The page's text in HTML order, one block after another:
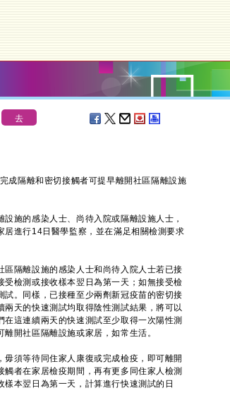
隔離和密切接觸者可提早離開社區隔離設施
施的感染人士、尚待入院或隔離設施人士，
進行14日醫學監察，並在滿足相關檢測要求
隔離設施的感染人士和尚待入院人士若已接
檢測或接收樣本翌日為第一天；如無接受檢
。同樣，已接種至少兩劑新冠疫苗的密切接
天的快速測試均取得陰性測試結果，將可以
這連續兩天的快速測試至少取得一次陽性測
開社區隔離設施或家居，如常生活。
須等待同住家人康復或完成檢疫，即可離開
者在家居檢疫期間，再有更多同住家人檢測
本翌日為第一天，計算進行快速測試的日